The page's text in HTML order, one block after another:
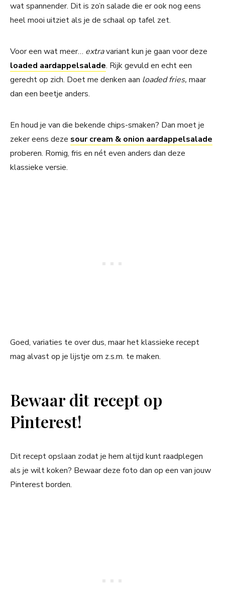
wat spannender. Dit is zo’n salade die er ook nog eens
heel mooi uitziet als je de schaal op tafel zet.
Voor een wat meer… extravariant kun je gaan voor deze
loaded aardappelsalade. Rijk gevuld en echt een
gerecht op zich. Doet me denken aan loaded fries, maar
dan een beetje anders.
En houd je van die bekende chips-smaken? Dan moet je
zeker eens deze sour cream & onion aardappelsalade
proberen. Romig, fris en nét even anders dan deze
klassieke versie.
Goed, variaties te over dus, maar het klassieke recept
mag alvast op je lijstje om z.s.m. te maken.
Bewaar dit recept op
Pinterest!
Dit recept opslaan zodat je hem altijd kunt raadplegen
als je wilt koken? Bewaar deze foto dan op een van jouw
Pinterest borden.